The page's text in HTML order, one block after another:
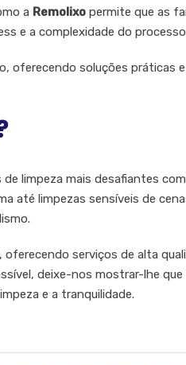
a Remolixopermite que as
e a complexidade do
oferecendo soluções práticas
limpeza mais desafiantes
até limpezas sensíveis de
serviços de alta
deixe-nos mostrar-lhe
e a tranquilidade.